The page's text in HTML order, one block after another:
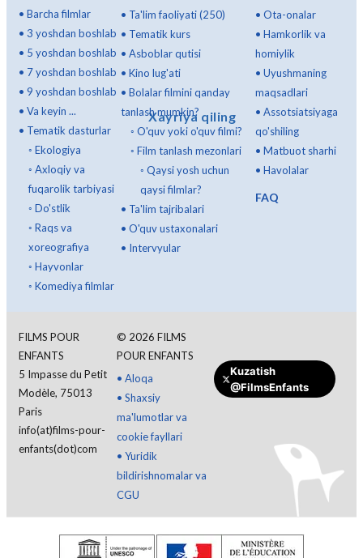
Xayriya qiling
Tizimga kirish
O'zbek
• Barcha filmlar
• 3 yoshdan boshlab
• 5 yoshdan boshlab
• 7 yoshdan boshlab
• 9 yoshdan boshlab
• Va keyin ...
• Tematik dasturlar
◦ Ekologiya
◦ Axloqiy va
fuqarolik tarbiyasi
◦ Do'stlik
◦ Raqs va
xoreografiya
◦ Hayvonlar
◦ Komediya filmlar
• Ta'lim faoliyati (250)
• Tematik kurs
• Asboblar qutisi
• Kino lug'ati
• Bolalar filmini qanday
tanlash mumkin?
◦ O'quv yoki o'quv filmi?
◦ Film tanlash mezonlari
◦ Qaysi yosh uchun
qaysi filmlar?
• Ta'lim tajribalari
• O'quv ustaxonalari
• Intervyular
•Ota-onalar
•Hamkorlik va
homiylik
•Uyushmaning
maqsadlari
•Assotsiatsiyaga
qo'shiling
•Matbuot sharhi
•Havolalar
FAQ
FILMS POUR
ENFANTS
5 Impasse du Petit
Modèle, 75013
Paris
info(at)films-pour-
enfants(dot)com
© 2026 FILMS
POUR ENFANTS
• Aloqa
• Shaxsiy
ma'lumotlar va
cookie fayllari
• Yuridik
bildirishnomalar va
CGU
Kuzatish
@FilmsEnfants